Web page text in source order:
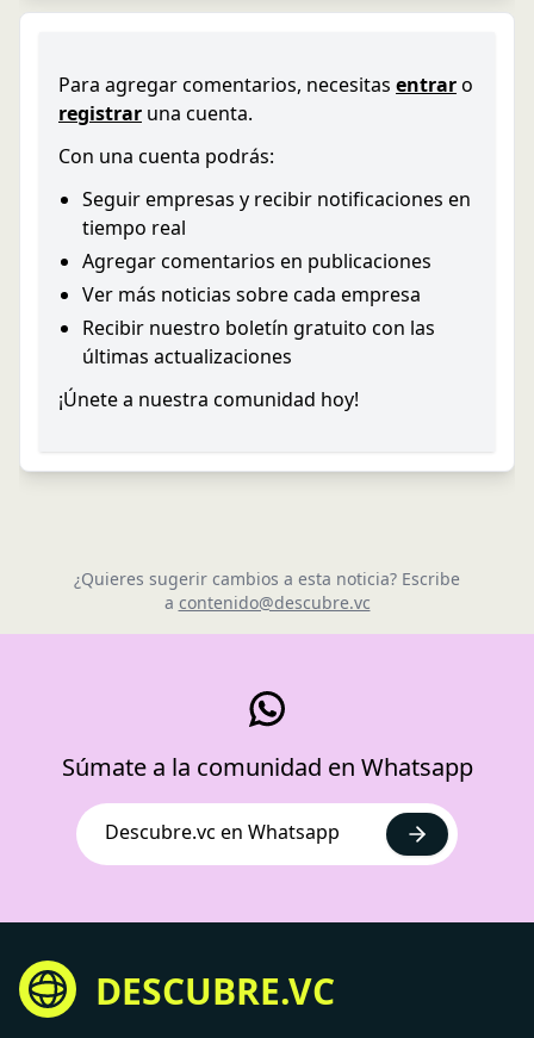
Para agregar comentarios, necesitas entraro
registrar una cuenta.
Con una cuenta podrás:
Seguir empresas y recibir notificaciones en
tiempo real
Agregar comentarios en publicaciones
Ver más noticias sobre cada empresa
Recibir nuestro boletín gratuito con las
últimas actualizaciones
¡Únete a nuestra comunidad hoy!
¿Quieres sugerir cambios a esta noticia? Escribe
a contenido@descubre.vc
Súmate a la comunidad en Whatsapp
Descubre.vc en Whatsapp
DESCUBRE.VC